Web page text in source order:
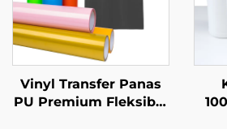
Vinyl Transfer Panas
PU Premium Fleksibel